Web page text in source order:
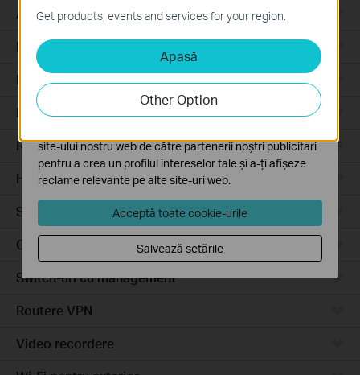
Access Pro
Routere prin cablu
Routere Wi-Fi
Routere 4G
Routere integrate
Hardware
Software
Camere video
Switch-uri cu management
Routere VPN
Video recordere
Get products, events and services for your region.
Apasă
Other Option
Aceste cookie-uri sunt necesare pentru funcționarea
site-ului web și nu pot fi dezactivate în sistemele tale
Cookie-uri de analiză și marketing
Cookie-urile de analiză ne permit să analizăm activitățile
tale de pe site-ul nostru web a îmbunătăți și ajusta
funcționalitatea site-ului.
site-ului nostru web de către partenerii noștri publicitari
pentru a crea un profilul intereselor tale și a-ți afișeze
reclame relevante pe alte site-uri web.
Acceptă toate cookie-urile
Salvează setările